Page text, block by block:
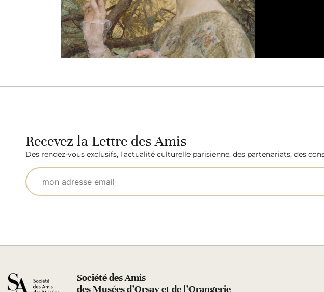
Recevez la Lettre des Amis
Des rendez-vous exclusifs, l’actualité culturelle parisienne, des partenariats, des
Société des Amis
des Musées d’Orsay et de l’Orangerie